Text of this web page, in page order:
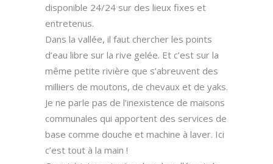
disponible 24/24 sur des lieux fixes et
entretenus.
Dans la vallée, il faut chercher les points
d’eau libre sur la rive gelée. Et c’est sur la
même petite rivière que s’abreuvent des
milliers de moutons, de chevaux et de yaks.
Je ne parle pas de l’inexistence de maisons
communales qui apportent des services de
base comme douche et machine à laver. Ici
c’est tout à la main !